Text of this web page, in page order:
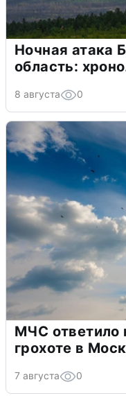
Ночная атака
область:
8 августа 0
МЧС ответило
грохоте в
7 августа 0